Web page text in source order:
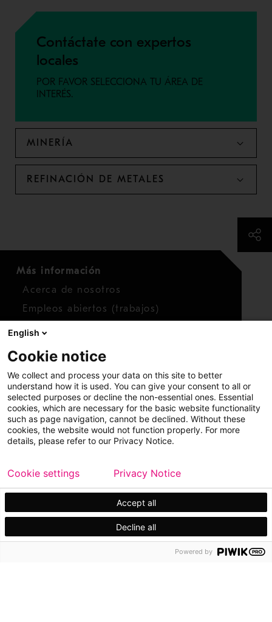
Contáctate con expertos
locales
POR FAVOR SELECCIONA TU ÁREA DE
INTERÉS.
MINERÍA
REFINACIÓN DE METALES
Más información
Acerca de nosotros
Empleos abiertos (trabajos)
Noticias
Contáctanos
Contacta a un experto
Para inversionistas
Calendario de inversionistas
Finanzas
Mapa del sitio
English
Cookie notice
We collect and process your data on this site to better
understand how it is used. You can give your consent to all or
selected purposes or decline the non-essential ones. Essential
cookies, which are necessary for the basic website functionality
such as page navigation, cannot be declined. Without these
cookies, the website would not function properly. For more
details, please refer to our Privacy Notice.
Accept all
Decline all
Cookie settings Privacy Notice
Powered by